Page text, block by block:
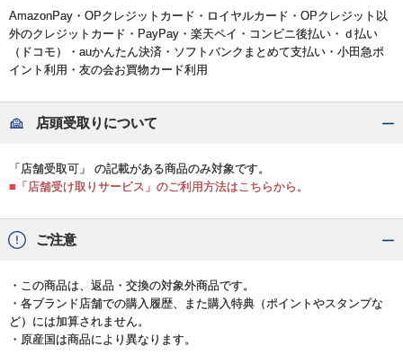
AmazonPay・OPクレジットカード・ロイヤルカード・OPクレジット以
外のクレジットカード・PayPay・楽天ペイ・コンビニ後払い・ｄ払い
（ドコモ）・auかんたん決済・ソフトバンクまとめて支払い・小田急ポ
イント利用・友の会お買物カード利用
店頭受取りについて
「店舗受取可」 の記載がある商品のみ対象です。
■「店舗受け取りサービス」のご利用方法はこちらから。
ご注意
・この商品は、返品・交換の対象外商品です。
・各ブランド店舗での購入履歴、また購入特典（ポイントやスタンプな
ど）には加算されません。
・原産国は商品により異なります。